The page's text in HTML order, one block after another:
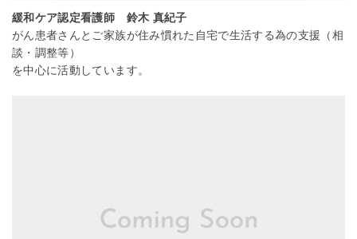
緩和ケア認定看護師 鈴木 真紀子
がん患者さんとご家族が住み慣れた自宅で生活する為の支援（相
談・調整等）
を中心に活動しています。